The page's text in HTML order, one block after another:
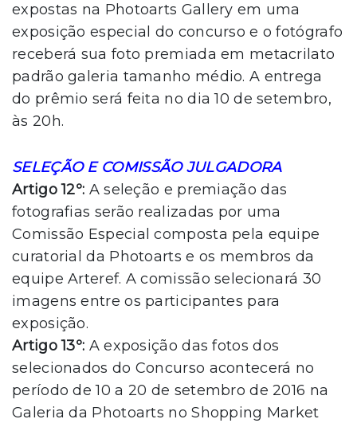
expostas na Photoarts Gallery em uma
exposição especial do concurso e o fotógrafo
receberá sua foto premiada em metacrilato
padrão galeria tamanho médio. A entrega
do prêmio será feita no dia 10 de setembro,
às 20h.
SELEÇÃO E COMISSÃO JULGADORA
Artigo 12º: A seleção e premiação das
fotografias serão realizadas por uma
Comissão Especial composta pela equipe
curatorial da Photoarts e os membros da
equipe Arteref. A comissão selecionará 30
imagens entre os participantes para
exposição.
Artigo 13º: A exposição das fotos dos
selecionados do Concurso acontecerá no
período de 10 a 20 de setembro de 2016 na
Galeria da Photoarts no Shopping Market